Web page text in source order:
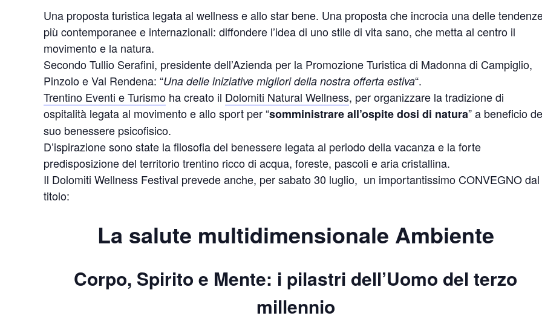
Una proposta turistica legata al wellness e allo star bene. Una proposta che incrocia una delle
più contemporanee e internazionali: diffondere l’idea di uno stile di vita sano, che metta al centro il
movimento e la natura.
Secondo Tullio Serafini, presidente dell’Azienda per la Promozione Turistica di Madonna di Campiglio,
Pinzolo e Val Rendena: “Una delle iniziative migliori della nostra offerta estiva“.
Trentino Eventi e Turismo ha creato il Dolomiti Natural Wellness, per organizzare la tradizione di
ospitalità legata al movimento e allo sport per “somministrare all’ospite dosi di natura” a beneficio
suo benessere psicofisico.
D’ispirazione sono state la filosofia del benessere legata al periodo della vacanza e la forte
predisposizione del territorio trentino ricco di acqua, foreste, pascoli e aria cristallina.
Il Dolomiti Wellness Festival prevede anche, per sabato 30 luglio, un importantissimo CONVEGNO dal
titolo:
La salute multidimensionale Ambiente
Corpo, Spirito e Mente: i pilastri dell’Uomo del terzo
millennio